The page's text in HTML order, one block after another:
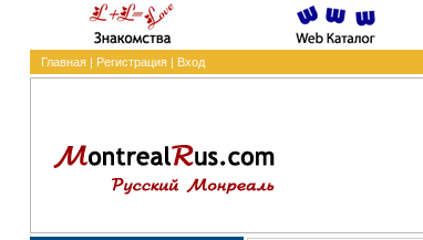
Главная| Регистрация| Вход